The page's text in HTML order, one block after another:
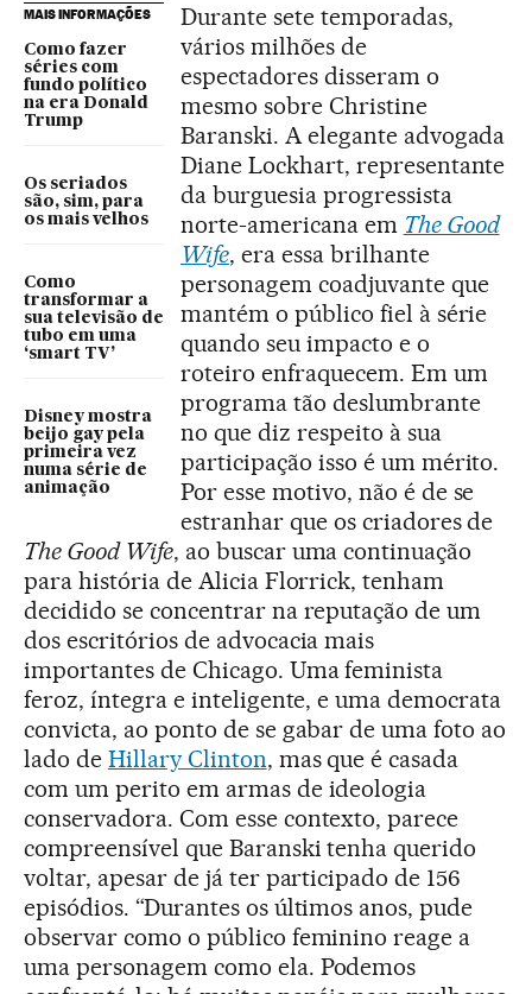
MAIS INFORMAÇÕES
Como fazer
séries com
fundo político
na era Donald
Trump
Os seriados
são, sim, para
os mais velhos
Como
transformar a
sua televisão de
tubo em uma
‘smart TV’
Disney mostra
beijo gay pela
primeira vez
numa série de
animação
Durante sete temporadas,
vários milhões de
espectadores disseram o
mesmo sobre Christine
Baranski. A elegante advogada
Diane Lockhart, representante
da burguesia progressista
norte-americana em The Good
Wife, era essa brilhante
personagem coadjuvante que
mantém o público fiel à série
quando seu impacto e o
roteiro enfraquecem. Em um
programa tão deslumbrante
no que diz respeito à sua
participação isso é um mérito.
Por esse motivo, não é de se
estranhar que os criadores de
The Good Wife, ao buscar uma continuação
para história de Alicia Florrick, tenham
decidido se concentrar na reputação de um
dos escritórios de advocacia mais
importantes de Chicago. Uma feminista
feroz, íntegra e inteligente, e uma democrata
convicta, ao ponto de se gabar de uma foto ao
lado de Hillary Clinton, mas que é casada
com um perito em armas de ideologia
conservadora. Com esse contexto, parece
compreensível que Baranski tenha querido
voltar, apesar de já ter participado de 156
episódios. “Durantes os últimos anos, pude
observar como o público feminino reage a
uma personagem como ela. Podemos